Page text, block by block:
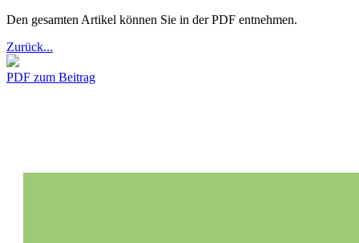
Den gesamten Artikel können Sie in der PDF entnehmen.
Zurück...
PDF zum Beitrag